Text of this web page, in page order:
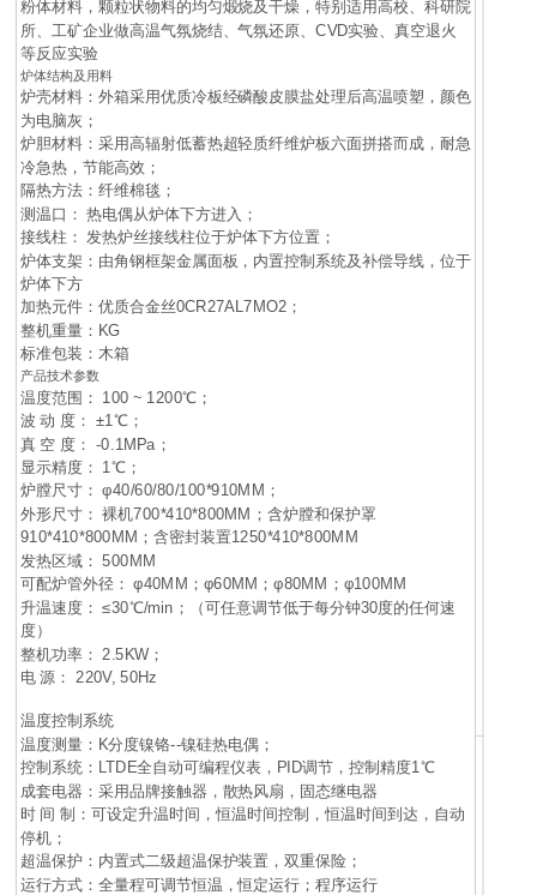
粉体材料，颗粒状物料的均匀煅烧及干燥，特别适用高校、科研院
所、工矿企业做高温气氛烧结、气氛还原、CVD实验、真空退火
等反应实验
炉体结构及用料
炉壳材料：外箱采用优质冷板经磷酸皮膜盐处理后高温喷塑，颜色
为电脑灰；
炉胆材料：采用高辐射低蓄热超轻质纤维炉板六面拼搭而成，耐急
冷急热，节能高效；
隔热方法：纤维棉毯；
测温口： 热电偶从炉体下方进入；
接线柱： 发热炉丝接线柱位于炉体下方位置；
炉体支架：由角钢框架金属面板，内置控制系统及补偿导线，位于
炉体下方
加热元件：优质合金丝0CR27AL7MO2；
整机重量：KG
标准包装：木箱
产品技术参数
温度范围： 100 ~ 1200℃；
波 动 度： ±1℃；
真 空 度： -0.1MPa；
显示精度： 1℃；
炉膛尺寸： φ40/60/80/100*910MM；
外形尺寸： 裸机700*410*800MM；含炉膛和保护罩
910*410*800MM；含密封装置1250*410*800MM
发热区域： 500MM
可配炉管外径： φ40MM；φ60MM；φ80MM；φ100MM
升温速度： ≤30℃/min；（可任意调节低于每分钟30度的任何速
度）
整机功率： 2.5KW；
电 源： 220V, 50Hz
温度控制系统
温度测量：K分度镍铬--镍硅热电偶；
控制系统：LTDE全自动可编程仪表，PID调节，控制精度1℃
成套电器：采用品牌接触器，散热风扇，固态继电器
时 间 制：可设定升温时间，恒温时间控制，恒温时间到达，自动
停机；
超温保护：内置式二级超温保护装置，双重保险；
运行方式：全量程可调节恒温，恒定运行；程序运行